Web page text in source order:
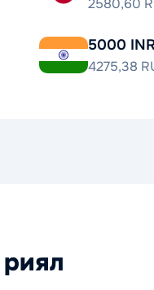
2580,60
5000
4275,38